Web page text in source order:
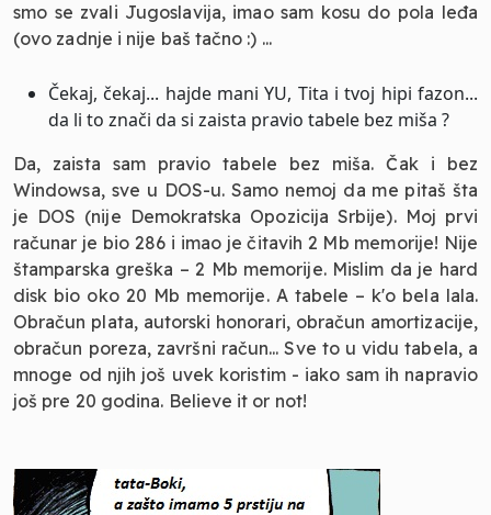
smo se zvali Jugoslavija, imao sam kosu do pola leđa
(ovo zadnje i nije baš tačno :) ...
Čekaj, čekaj... hajde mani YU, Tita i tvoj hipi fazon...
da li to znači da si zaista pravio tabele bez miša ?
Da, zaista sam pravio tabele bez miša. Čak i bez
Windowsa, sve u DOS-u. Samo nemoj da me pitaš šta
je DOS (nije Demokratska Opozicija Srbije). Moj prvi
računar je bio 286 i imao je čitavih 2 Mb memorije! Nije
štamparska greška – 2 Mb memorije. Mislim da je hard
disk bio oko 20 Mb memorije. A tabele – k'o bela lala.
Obračun plata, autorski honorari, obračun amortizacije,
obračun poreza, završni račun... Sve to u vidu tabela, a
mnoge od njih još uvek koristim - iako sam ih napravio
još pre 20 godina. Believe it or not!